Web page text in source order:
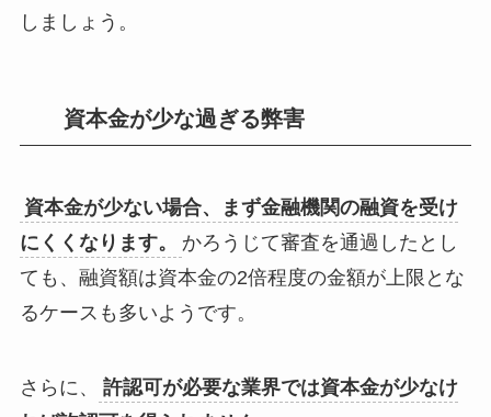
しましょう。
資本金が少な過ぎる弊害
資本金が少ない場合、まず金融機関の融資を受け
にくくなります。
かろうじて審査を通過したとし
ても、融資額は資本金の2倍程度の金額が上限とな
るケースも多いようです。
さらに、
許認可が必要な業界では資本金が少なけ